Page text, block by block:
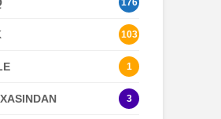
176
103
1
3